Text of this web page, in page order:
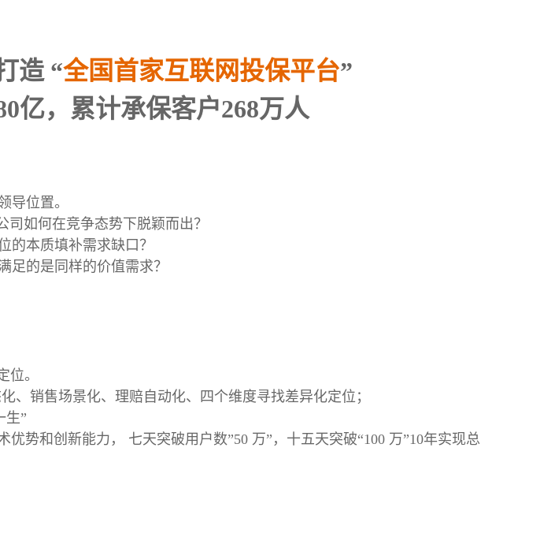
造 “全国首家互联网投保平台”
亿，累计承保客户268万人
导位置。
如何在竞争态势下脱颖而出？
的本质填补需求缺口？
足的是同样的价值需求？
位。
、销售场景化、理赔自动化、四个维度寻找差异化定位；
生”
势和创新能力， 七天突破用户数”50 万”，十五天突破“100 万”10年实现总